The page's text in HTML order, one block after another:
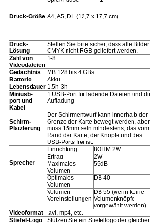
Druck-Größe A4, A5, DL (12,7 x 17,7 cm)
Druck-
Lösung
Stellen Sie bitte sicher, dass alle Bilder
CMYK nicht RGB geliefert werden.
Zahl von
Videodateien
1-8
Gedächtnis
MB 128 bis 4 GBs
Batterie
Akku
Lebensdauer 1.5h-3h
Miniusb-
port und
Kabel
1 USB-Port für ladende Dateien und
Aufladung
Schirm-
Platzierung
Der Schirmentwurf kann innerhalb der
Grenze der Karte bewegt werden, aber
muss 15mm sein mindestens, das vom
Rand der Karte, der Knöpfe und des
USB-Ports frei ist.
Sprecher
Einrichtung
8OHM 2W
Ertrag
2W
Maximales
Volumen
55dB
Optimales
Volumen
DB 40
Volumen-
Voreinstellungen
DB 55 (wenn keine
Volumenknöpfe
vorgewählt werden)
Videoformat
.avi, mp4, etc.
Stiefel-Logo
Stützen Sie ein Stiefellogo der gleichen